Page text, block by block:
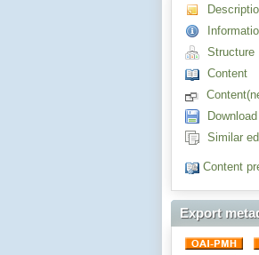
Structure
Content
Download
Similar
Content
Export